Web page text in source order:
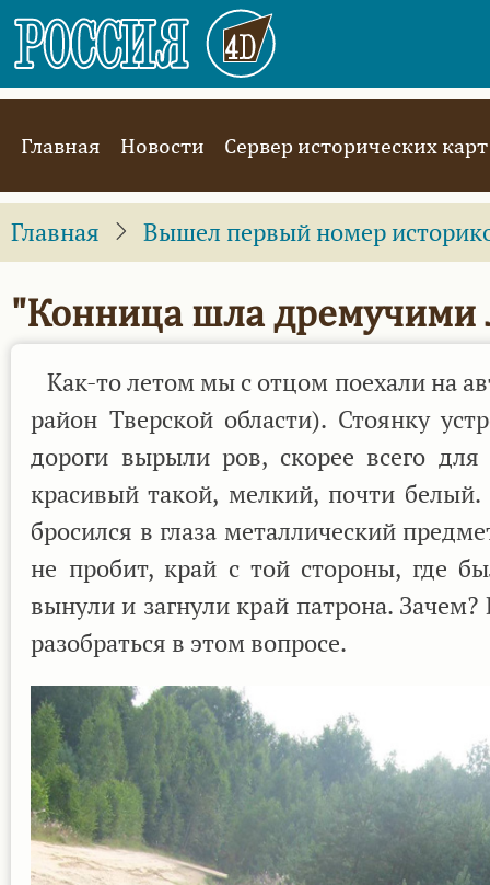
Перейти
основному
Main
navigation
Главная Новости Сервер исторических карт
Главная Вышел первый номер
"Конница шла дремучими
Как-то летом мы с отцом поехали на
район Тверской области). Стоянку
дороги вырыли ров, скорее всего
красивый такой, мелкий, почти
бросился в глаза металлический
не пробит, край с той стороны, где
вынули и загнули край патрона.
разобраться в этом вопросе.